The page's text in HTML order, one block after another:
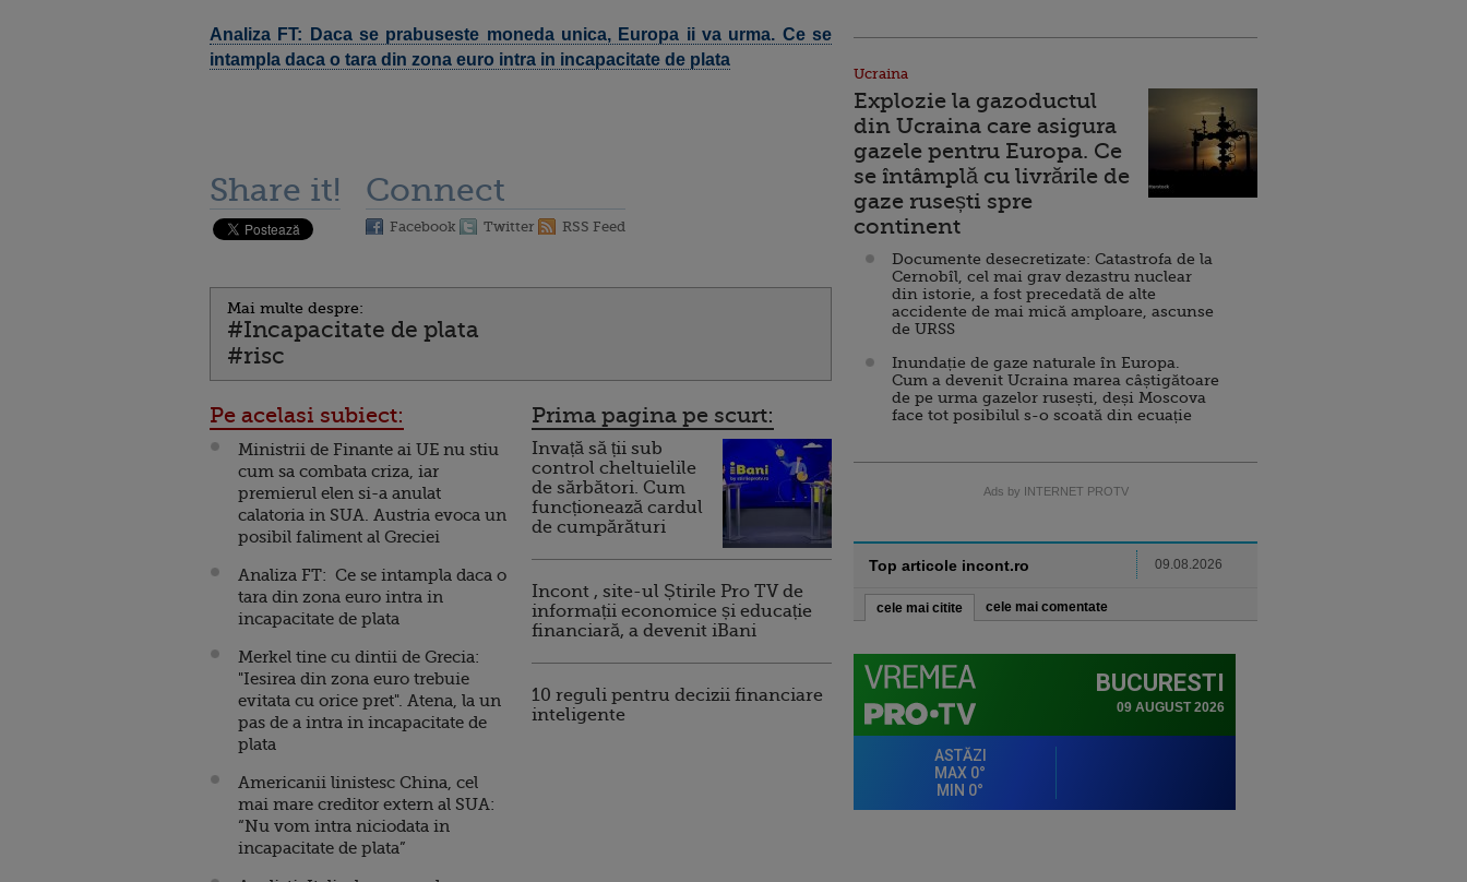
Analiza FT: Daca se prabuseste moneda unica, Europa ii va urma. Ce se
intampla daca o tara din zona euro intra in incapacitate de plata
Share it! Connect
Facebook Twitter RSS Feed
Mai multe despre:
#Incapacitate de plata
#risc
Pe acelasi subiect:
Ministrii de Finante ai UE nu stiu
cum sa combata criza, iar
premierul elen si-a anulat
calatoria in SUA. Austria evoca un
posibil faliment al Greciei
Analiza FT: Ce se intampla daca o
tara din zona euro intra in
incapacitate de plata
Merkel tine cu dintii de Grecia:
"Iesirea din zona euro trebuie
evitata cu orice pret". Atena, la un
pas de a intra in incapacitate de
plata
Americanii linistesc China, cel
mai mare creditor extern al SUA:
“Nu vom intra niciodata in
incapacitate de plata”
Prima pagina pe scurt:
Invață să ții sub
control cheltuielile
de sărbători. Cum
funcționează cardul
de cumpărături
Incont , site-ul Știrile Pro TV de
informații economice și educație
financiară, a devenit iBani
10 reguli pentru decizii financiare
inteligente
Ucraina
Explozie la gazoductul
din Ucraina care asigura
gazele pentru Europa. Ce
se întâmplă cu livrările de
gaze rusești spre
continent
Documente desecretizate: Catastrofa de la
Cernobîl, cel mai grav dezastru nuclear
din istorie, a fost precedată de alte
accidente de mai mică amploare, ascunse
de URSS
Inundație de gaze naturale în Europa.
Cum a devenit Ucraina marea câștigătoare
de pe urma gazelor rusești, deși Moscova
face tot posibilul s-o scoată din ecuație
Ads by INTERNET PROTV
Top articole incont.ro 09.08.2026
cele mai citite cele mai comentate